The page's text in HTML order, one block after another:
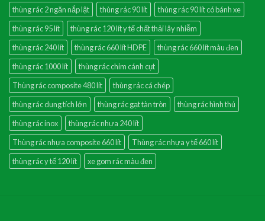
thùng rác 2 ngăn nắp lật
thùng rác 90 lít
thùng rác 90 lít có bánh xe
thùng rác 95 lít
thùng rác 120 lít y tế chất thải lây nhiễm
thùng rác 240 lít
thùng rác 660 lít HDPE
thùng rác 660 lít màu đen
thùng rác 1000 lít
thùng rác chim cánh cụt
Thùng rác composite 480 lít
thùng rác cá chép
thùng rác dung tích lớn
thùng rác gạt tàn tròn
thùng rác hình thú
thùng rác inox
thùng rác nhựa 240 lít
Thùng rác nhựa composite 660 lít
Thùng rác nhựa y tế 660 lít
thùng rác y tế 120 lít
xe gom rác màu đen